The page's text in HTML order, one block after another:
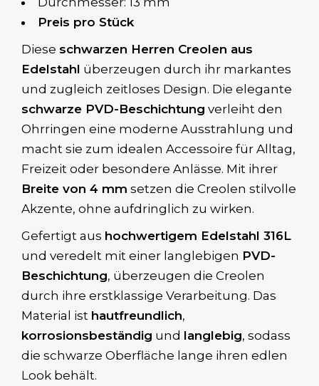
Preis pro Stück
Diese schwarzen Herren Creolen aus
Edelstahl überzeugen durch ihr markantes
und zugleich zeitloses Design. Die elegante
schwarze PVD-Beschichtung verleiht den
Ohrringen eine moderne Ausstrahlung und
macht sie zum idealen Accessoire für Alltag,
Freizeit oder besondere Anlässe. Mit ihrer
Breite von 4 mm setzen die Creolen stilvolle
Akzente, ohne aufdringlich zu wirken.
Gefertigt aus hochwertigem Edelstahl 316L
und veredelt mit einer langlebigen PVD-
Beschichtung, überzeugen die Creolen
durch ihre erstklassige Verarbeitung. Das
Material ist hautfreundlich,
korrosionsbeständig und langlebig, sodass
die schwarze Oberfläche lange ihren edlen
Look behält.